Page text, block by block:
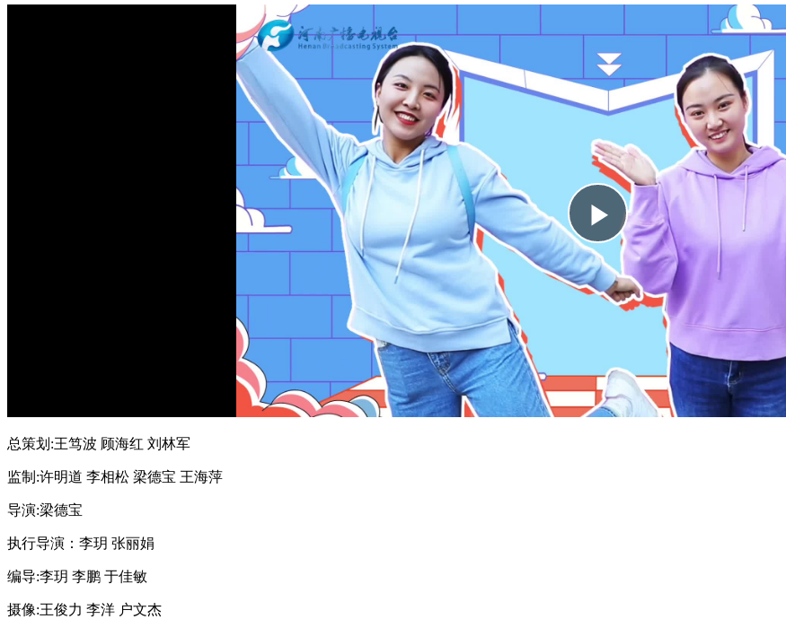
总策划:王笃波 顾海红 刘林军
监制:许明道 李相松 梁德宝 王海萍
导演:梁德宝
执行导演：李玥 张丽娟
编导:李玥 李鹏 于佳敏
摄像:王俊力 李洋 户文杰